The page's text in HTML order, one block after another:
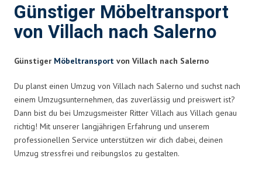
Günstiger Möbeltransport
von Villach nach Salerno
Günstiger Möbeltransport von Villach nach Salerno
Du planst einen Umzug von Villach nach Salerno und suchst nach
einem Umzugsunternehmen, das zuverlässig und preiswert ist?
Dann bist du bei Umzugsmeister Ritter Villach aus Villach genau
richtig! Mit unserer langjährigen Erfahrung und unserem
professionellen Service unterstützen wir dich dabei, deinen
Umzug stressfrei und reibungslos zu gestalten.